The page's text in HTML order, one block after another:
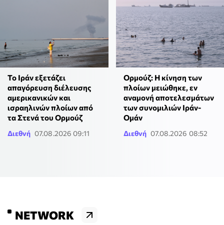
Το Ιράν εξετάζει
απαγόρευση διέλευσης
αμερικανικών και
ισραηλινών πλοίων από
τα Στενά του Ορμούζ
Διεθνή 07.08.2026 09:11
Ορμούζ: Η κίνηση των
πλοίων μειώθηκε, εν
αναμονή αποτελεσμάτων
των συνομιλιών Ιράν-
Ομάν
Διεθνή 07.08.2026 08:52
NETWORK